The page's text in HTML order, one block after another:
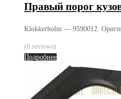
Правый порог
Klokkerholm — 9590012.
(0 reviews)
Подробнее